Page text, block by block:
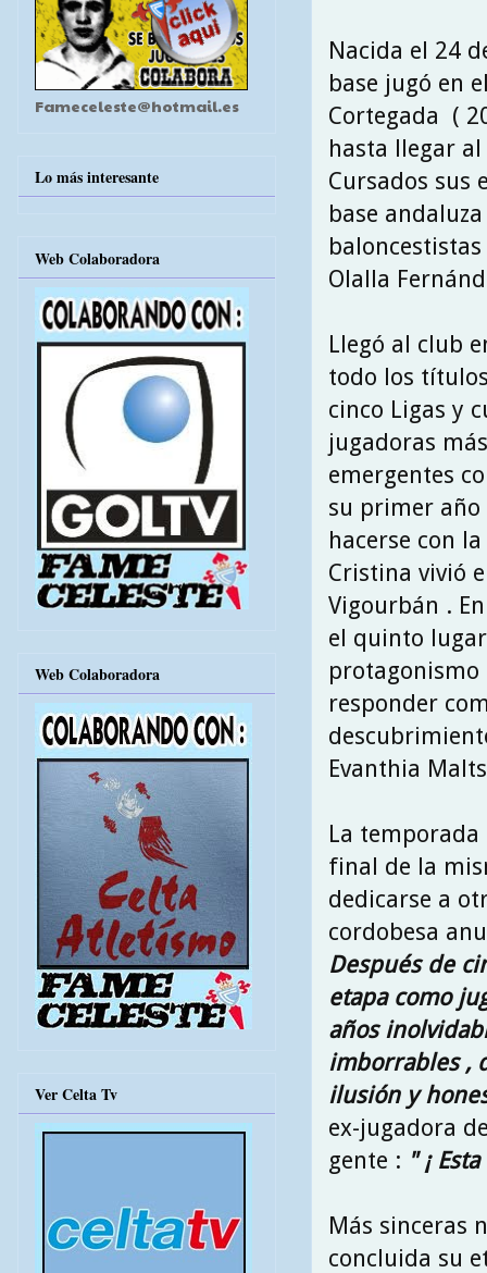
Nacida el 24
base jugó en
Cortegada (
hasta llegar al
Cursados sus
base
Olalla
Llegó al club
todo los
cinco Ligas y
jugadoras
emergentes
su primer
hacerse con
Cristina vivió
Vigourbán .
el quinto
responder
Evanthia
La
final de la
dedicarse a
cordobesa
Después de
etapa como
años
imborrables ,
ilusión y
ex-jugadora
gente : " ¡
Más sinceras
concluida su
Fameceleste@hotmail.es
Lo más interesante
Web Colaboradora
Web Colaboradora
Ver Celta Tv